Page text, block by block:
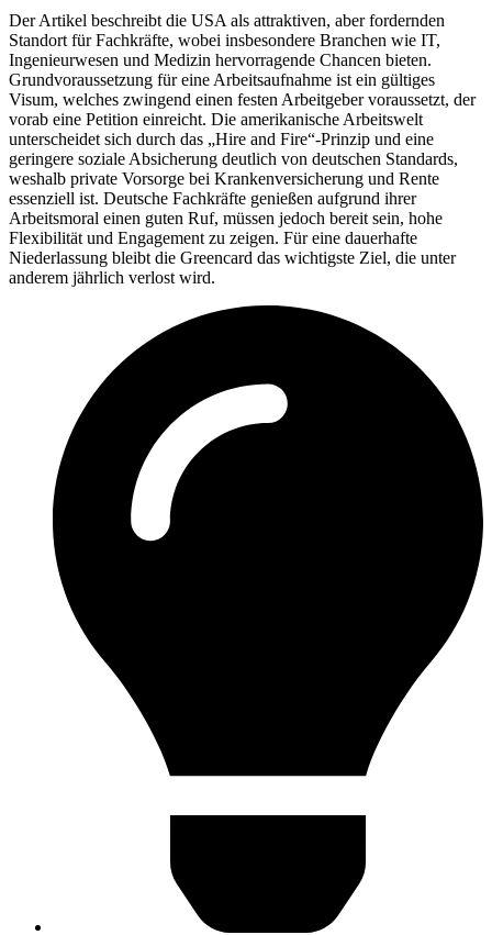
Der Artikel beschreibt die USA als attraktiven, aber fordernden
Standort für Fachkräfte, wobei insbesondere Branchen wie IT,
Ingenieurwesen und Medizin hervorragende Chancen bieten.
Grundvoraussetzung für eine Arbeitsaufnahme ist ein gültiges
Visum, welches zwingend einen festen Arbeitgeber voraussetzt, der
vorab eine Petition einreicht. Die amerikanische Arbeitswelt
unterscheidet sich durch das „Hire and Fire“-Prinzip und eine
geringere soziale Absicherung deutlich von deutschen Standards,
weshalb private Vorsorge bei Krankenversicherung und Rente
essenziell ist. Deutsche Fachkräfte genießen aufgrund ihrer
Arbeitsmoral einen guten Ruf, müssen jedoch bereit sein, hohe
Flexibilität und Engagement zu zeigen. Für eine dauerhafte
Niederlassung bleibt die Greencard das wichtigste Ziel, die unter
anderem jährlich verlost wird.